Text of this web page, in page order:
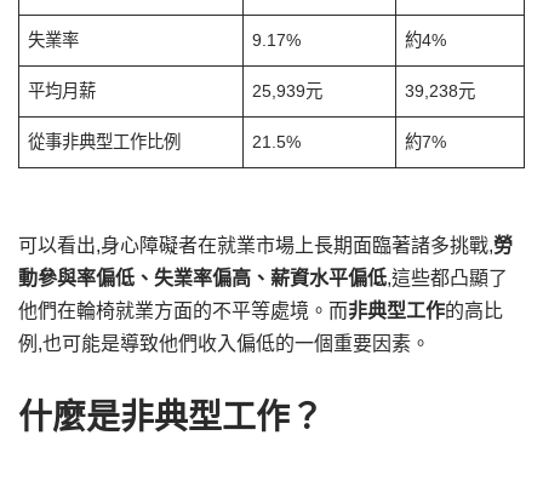
失業率 9.17% 約4%
平均月薪 25,939元 39,238元
從事非典型工作比例 21.5% 約7%
可以看出,身心障礙者在就業市場上長期面臨著諸多挑戰,勞
動參與率偏低、失業率偏高、薪資水平偏低,這些都凸顯了
他們在輪椅就業方面的不平等處境。而非典型工作的高比
例,也可能是導致他們收入偏低的一個重要因素。
什麼是非典型工作？